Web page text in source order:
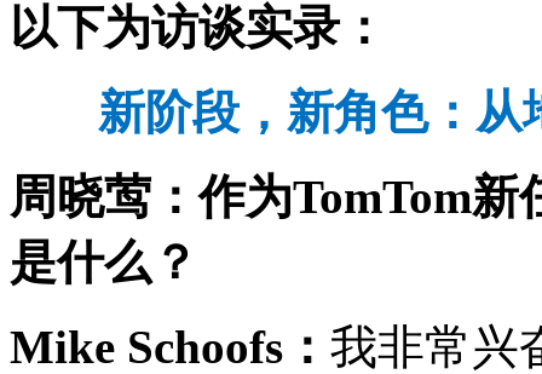
以下为访谈实录：
新阶段，新角色：
周晓莺：作为TomTom新
是什么？
Mike Schoofs ： 我非常兴